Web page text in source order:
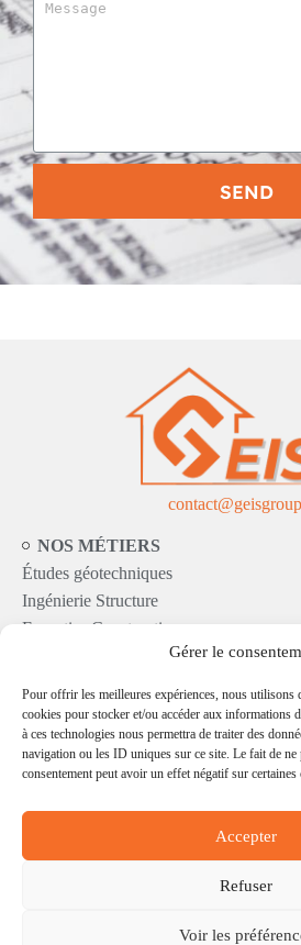
Gérer le
Pour offrir les meilleures expériences, nous utilisons
cookies pour stocker et/ou accéder aux informations
à ces technologies nous permettra de traiter des
navigation ou les ID uniques sur ce site. Le fait de
consentement peut avoir un effet négatif sur
Accepter
Refuser
Voir les
SEND
NOS MÉTIERS
Études géotechniques
Ingénierie Structure
Expertise Construction
Particuliers
Industriels
Entreprises du BTP
Secteur public